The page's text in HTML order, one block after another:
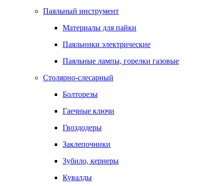
Паяльный инструмент
Материалы для пайки
Паяльники электрические
Паяльные лампы, горелки газовые
Столярно-слесарный
Болторезы
Гаечные ключи
Гвоздодеры
Заклепочники
Зубило, кернеры
Кувалды